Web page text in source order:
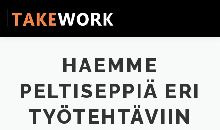
sisältöön
PALVELUMME TIIMIMME OTA YHTEYTTÄ
HAEMME
PELTISEPPIÄ ERI
TYÖTEHTÄVIIN